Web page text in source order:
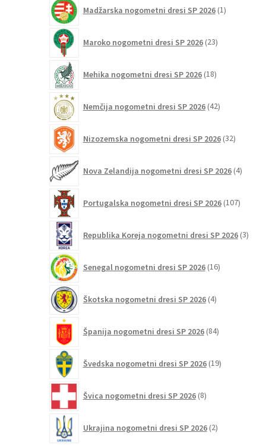
Madžarska nogometni dresi SP 2026 1izdelek
Maroko nogometni dresi SP 2026 23izdelkov
Mehika nogometni dresi SP 2026 18izdelkov
Nemčija nogometni dresi SP 2026 42izdelkov
Nizozemska nogometni dresi SP 2026 32izdelkov
Nova Zelandija nogometni dresi SP 2026 4izdelki
Portugalska nogometni dresi SP 2026 107
Republika Koreja nogometni dresi SP 2026 3
Senegal nogometni dresi SP 2026 16izdelkov
Škotska nogometni dresi SP 2026 4izdelki
Španija nogometni dresi SP 2026 84izdelkov
Švedska nogometni dresi SP 2026 19izdelkov
Švica nogometni dresi SP 2026 8izdelkov
Ukrajina nogometni dresi SP 2026 2izdelka